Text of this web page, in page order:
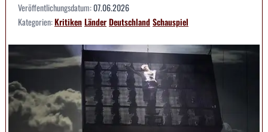
Veröffentlichungsdatum:07.06.2026
Kategorien:KritikenLänderDeutschlandSchauspiel